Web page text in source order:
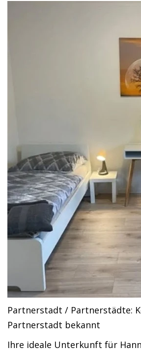
Partnerstadt / Partnerstädte:
Partnerstadt bekannt
Ihre ideale Unterkunft für